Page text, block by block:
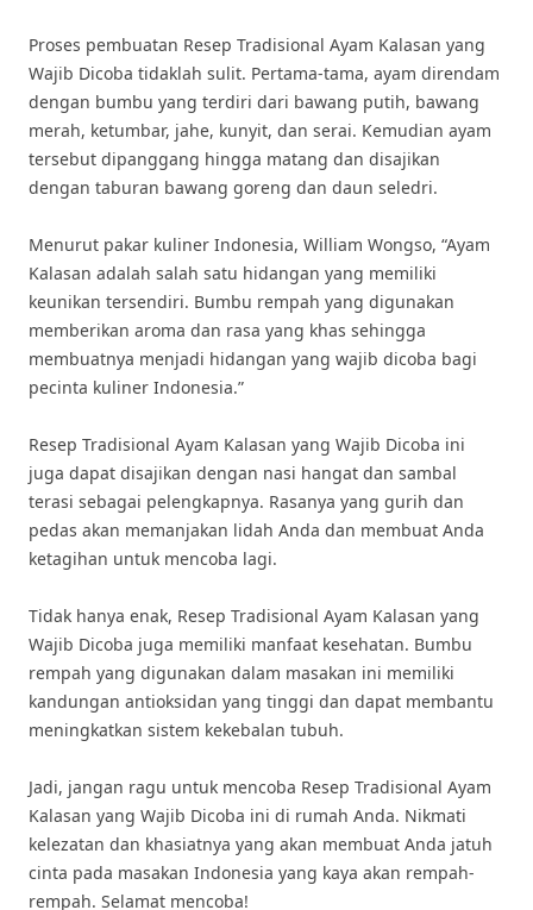
Proses pembuatan Resep Tradisional Ayam Kalasan yang
Wajib Dicoba tidaklah sulit. Pertama-tama, ayam direndam
dengan bumbu yang terdiri dari bawang putih, bawang
merah, ketumbar, jahe, kunyit, dan serai. Kemudian ayam
tersebut dipanggang hingga matang dan disajikan
dengan taburan bawang goreng dan daun seledri.
Menurut pakar kuliner Indonesia, William Wongso, “Ayam
Kalasan adalah salah satu hidangan yang memiliki
keunikan tersendiri. Bumbu rempah yang digunakan
memberikan aroma dan rasa yang khas sehingga
membuatnya menjadi hidangan yang wajib dicoba bagi
pecinta kuliner Indonesia.”
Resep Tradisional Ayam Kalasan yang Wajib Dicoba ini
juga dapat disajikan dengan nasi hangat dan sambal
terasi sebagai pelengkapnya. Rasanya yang gurih dan
pedas akan memanjakan lidah Anda dan membuat Anda
ketagihan untuk mencoba lagi.
Tidak hanya enak, Resep Tradisional Ayam Kalasan yang
Wajib Dicoba juga memiliki manfaat kesehatan. Bumbu
rempah yang digunakan dalam masakan ini memiliki
kandungan antioksidan yang tinggi dan dapat membantu
meningkatkan sistem kekebalan tubuh.
Jadi, jangan ragu untuk mencoba Resep Tradisional Ayam
Kalasan yang Wajib Dicoba ini di rumah Anda. Nikmati
kelezatan dan khasiatnya yang akan membuat Anda jatuh
cinta pada masakan Indonesia yang kaya akan rempah-
rempah. Selamat mencoba!